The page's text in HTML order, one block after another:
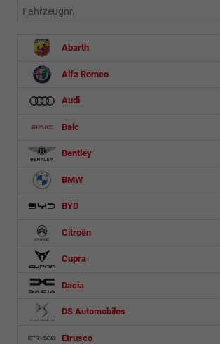
Fahrzeugnr.
Abarth
Alfa Romeo
Audi
Baic
Bentley
BMW
BYD
Citroën
Cupra
Dacia
DS Automobiles
Etrusco